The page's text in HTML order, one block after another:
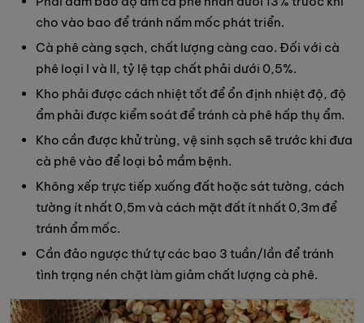
cho vào bao để tránh nấm mốc phát triển.
Cà phê càng sạch, chất lượng càng cao. Đối với cà
phê loại I và II, tỷ lệ tạp chất phải dưới 0,5%.
Kho phải được cách nhiệt tốt để ổn định nhiệt độ, độ
ẩm phải được kiểm soát để tránh cà phê hấp thụ ẩm.
Kho cần được khử trùng, vệ sinh sạch sẽ trước khi đưa
cà phê vào để loại bỏ mầm bệnh.
Không xếp trực tiếp xuống đất hoặc sát tường, cách
tường ít nhất 0,5m và cách mặt đất ít nhất 0,3m để
tránh ẩm mốc.
Cần đảo ngược thứ tự các bao 3 tuần/lần để tránh
tình trạng nén chặt làm giảm chất lượng cà phê.